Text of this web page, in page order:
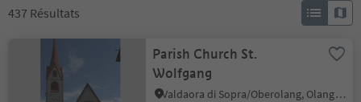
437 Résultats
Parish Church St.
Wolfgang
Valdaora di Sopra/Oberolang, Olang/Valdaora, Dolomites Region Kronplatz/Plan de Corones